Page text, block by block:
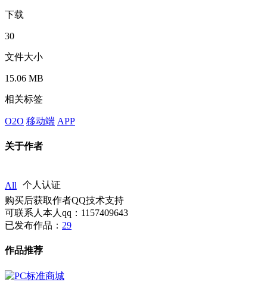
下载
30
文件大小
15.06 MB
相关标签
O2O 移动端 APP
关于作者
All
个人认证
购买后获取作者QQ技术支持
可联系人本人qq：1157409643
已发布作品： 29
作品推荐